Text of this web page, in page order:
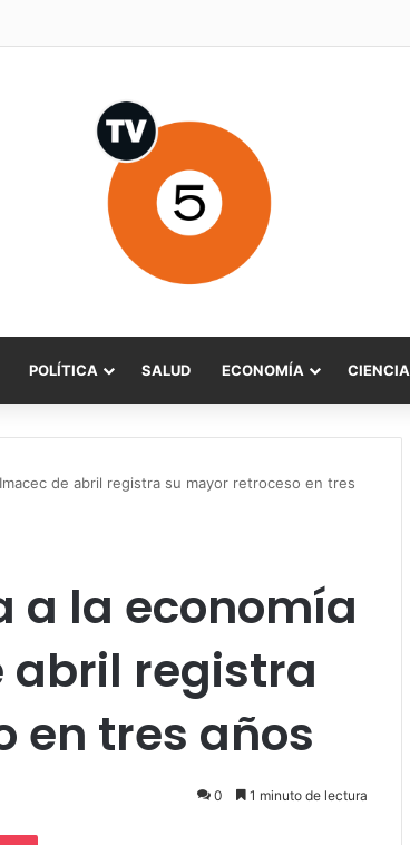
POLÍTICA SALUD ECONOMÍA CIENCIA
de abril registra su mayor retroceso en tres
a la economía
abril registra
en tres años
0 1 minuto de lectura
Pocket